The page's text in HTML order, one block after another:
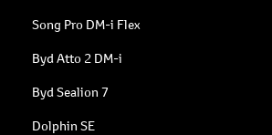
Song Pro DM-i Flex
Byd Atto 2 DM-i
Byd Sealion 7
Dolphin SE